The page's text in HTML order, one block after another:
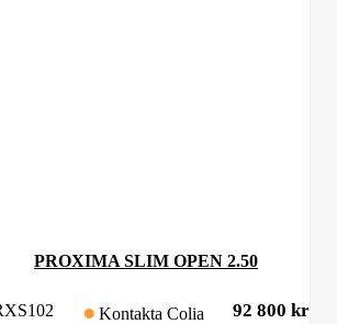
PROXIMA SLIM OPEN 2.50
Kontakta Colia 92 800 kr